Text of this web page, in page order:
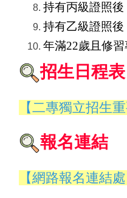
持有丙級證照
持有乙級證照
年滿22歲且修
招生日程表
【二專獨立招生
報名連結
【網路報名連結處